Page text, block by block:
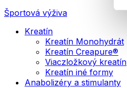
Športová výživa
Kreatín
Kreatín Monohydrát
Kreatín Creapure®
Viaczložkový kreatín
Kreatín iné formy
Anabolizéry a stimulanty